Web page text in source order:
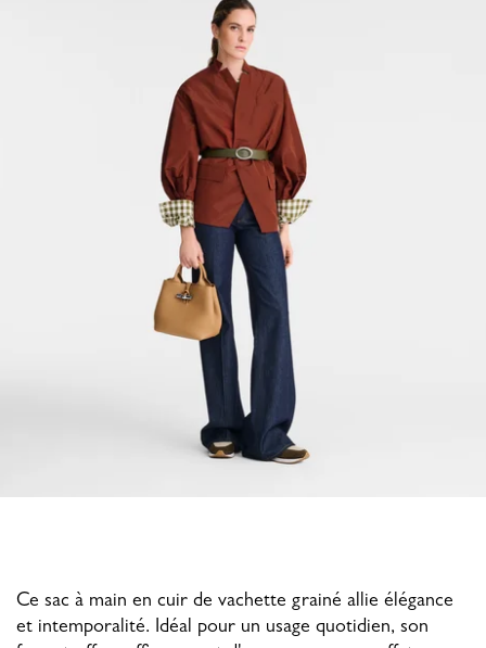
Ce sac à main en cuir de vachette grainé allie élégance
et intemporalité. Idéal pour un usage quotidien, son